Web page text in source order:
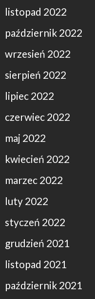
listopad 2022
październik 2022
wrzesień 2022
sierpień 2022
lipiec 2022
czerwiec 2022
maj 2022
kwiecień 2022
marzec 2022
luty 2022
styczeń 2022
grudzień 2021
listopad 2021
październik 2021